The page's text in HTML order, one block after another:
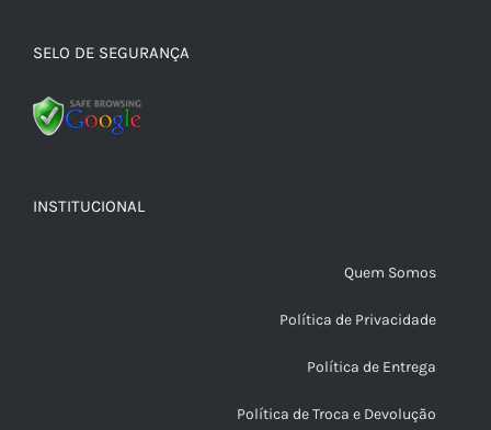
SELO DE SEGURANÇA
INSTITUCIONAL
Quem Somos
Política de Privacidade
Política de Entrega
Política de Troca e Devolução